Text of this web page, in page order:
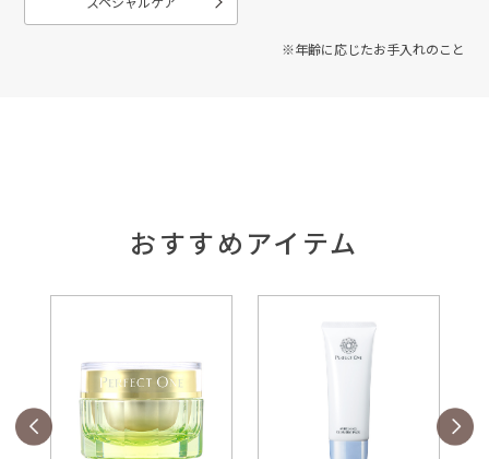
※年齢に応じたお手入れのこと
おすすめアイテム